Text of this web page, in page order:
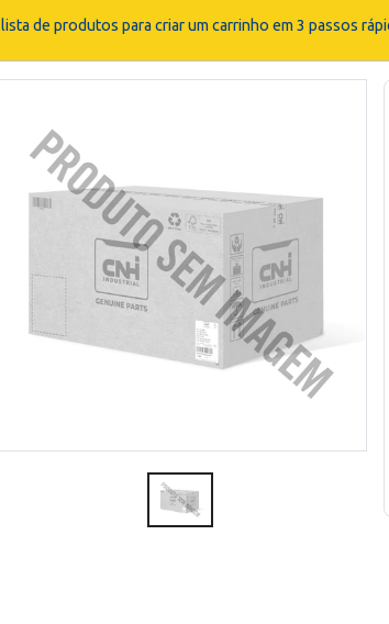
de produtos para criar um carrinho em 3 passos